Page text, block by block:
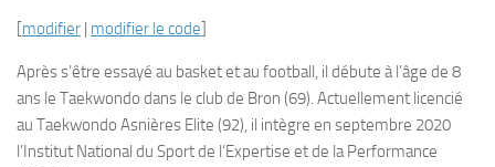
[modifier | modifier le code]
Après s’être essayé au basket et au football, il débute à l’âge de 8
ans le Taekwondo dans le club de Bron (69). Actuellement licencié
au Taekwondo Asnières Elite (92), il intègre en septembre 2020
l’Institut National du Sport de l’Expertise et de la Performance